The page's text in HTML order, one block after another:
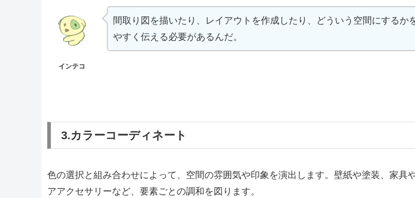
インテコ
間取り図を描いたり、レイアウトを作成したり、どういう空間にするか
やすく伝える必要があるんだ。
3.カラーコーディネート
色の選択と組み合わせによって、空間の雰囲気や印象を演出します。壁紙や塗装、家具
アアクセサリーなど、要素ごとの調和を図ります。